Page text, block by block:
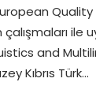
Quality
ile
and
Kıbrıs Türk…